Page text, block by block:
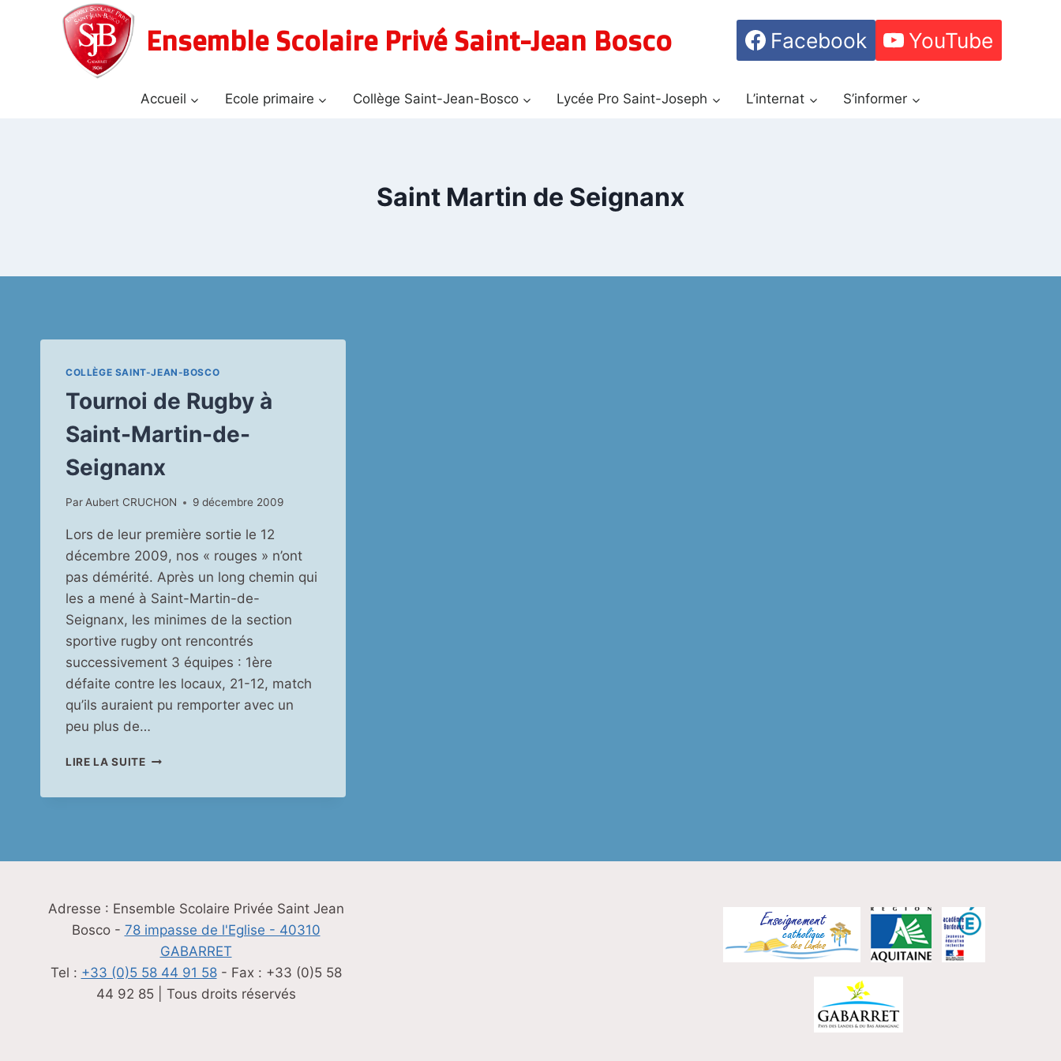
Ensemble Scolaire Privé Saint-Jean Bosco Facebook YouTube
Accueil Ecole primaire Collège Saint-Jean-Bosco Lycée Pro Saint-Joseph L’internat S’informer
Saint Martin de Seignanx
COLLÈGE SAINT-JEAN-BOSCO
Tournoi de Rugby à
Saint-Martin-de-
Seignanx
ParAubert CRUCHON 9 décembre 2009
Lors de leur première sortie le 12
décembre 2009, nos « rouges » n’ont
pas démérité. Après un long chemin qui
les a mené à Saint-Martin-de-
Seignanx, les minimes de la section
sportive rugby ont rencontrés
successivement 3 équipes : 1ère
défaite contre les locaux, 21-12, match
qu’ils auraient pu remporter avec un
peu plus de…
LIRE LA SUITETOURNOI
Adresse : Ensemble Scolaire Privée Saint Jean
Bosco - 78 impasse de l'Eglise - 40310
GABARRET
Tel : +33 (0)5 58 44 91 58- Fax : +33 (0)5 58
44 92 85 | Tous droits réservés